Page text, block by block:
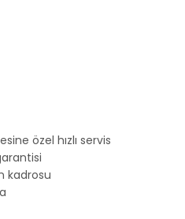
özel hızlı servis
kadrosu